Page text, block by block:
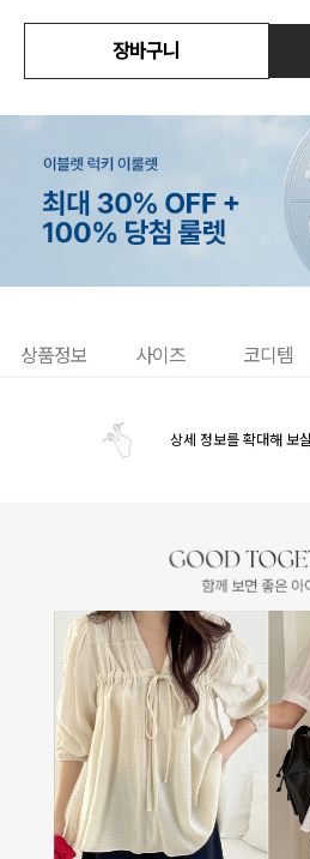
장바구니
상품정보 사이즈 코디템
상세 정보를 확대해 보